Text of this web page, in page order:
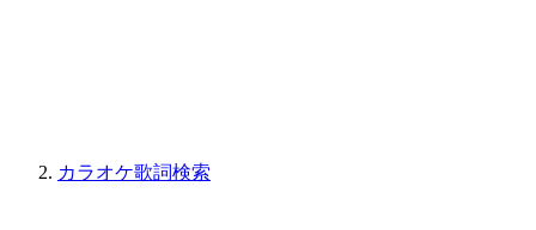
カラオケ歌詞検索